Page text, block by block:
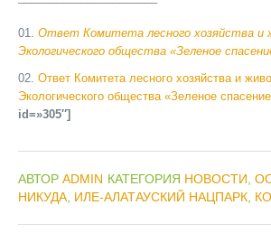
Ответ Комитета лесного хозяйства и
Экологического общества «Зеленое
Ответ Комитета лесного хозяйства и
Экологического общества «Зеленое
id=»305″]
АВТОР ADMIN КАТЕГОРИЯ НОВОСТИ
НИКУДА ИЛЕ-АЛАТАУСКИЙ НАЦПАРК